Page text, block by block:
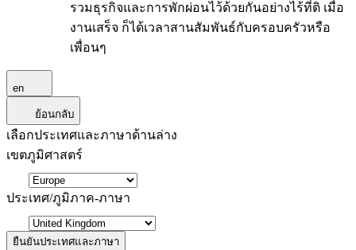
รวมธุรกิจและการพักผ่อนไว้ด้วยกันอย่างไร้ที่ติ เมื่อ
งานเสร็จ ก็ได้เวลาสานสัมพันธ์กับครอบครัวหรือ
เพื่อนๆ
en
ย้อนกลับ
เลือกประเทศและภาษาด้านล่าง
เขตภูมิศาสตร์
ประเทศ/ภูมิภาค-ภาษา
ยืนยันประเทศและภาษา